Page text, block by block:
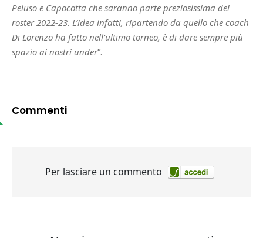
Peluso e Capocotta che saranno parte preziosissima del
roster 2022-23. L’idea infatti, ripartendo da quello che coach
Di Lorenzo ha fatto nell’ultimo torneo, è di dare sempre più
spazio ai nostri under”.
Commenti